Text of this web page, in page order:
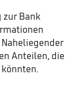
zur Bank
Anteilen, die